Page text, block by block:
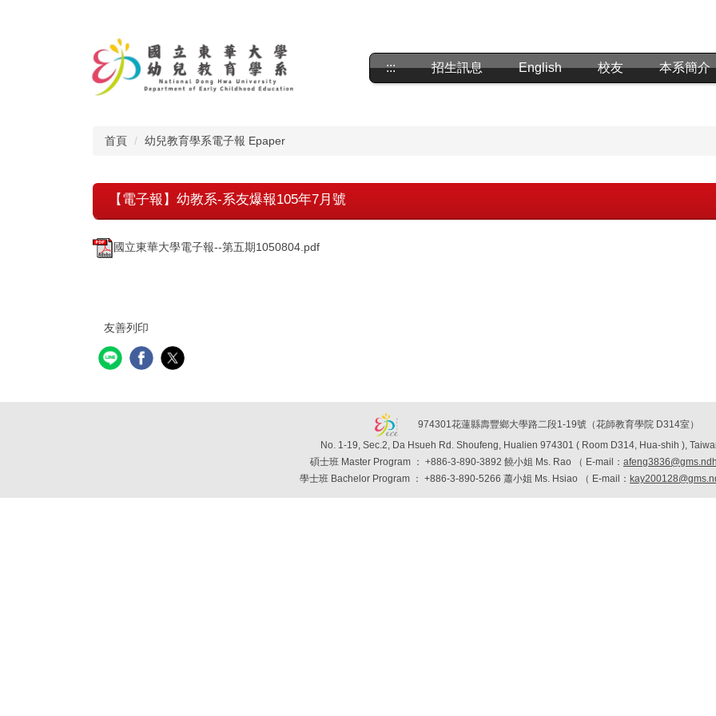
::: 招生訊息 English 校友 本系簡介
首頁 幼兒教育學系電子報 Epaper
【電子報】幼教系-系友爆報105年7月號
國立東華大學電子報--第五期1050804.pdf
友善列印
974301花蓮縣壽豐鄉大學路二段1-19號（花師教育學院 D314室）
No. 1-19, Sec.2, Da Hsueh Rd. Shoufeng, Hualien 974301 ( Room D314, Hua-shih ),
碩士班 Master Program ： +886-3-890-3892 饒小姐 Ms. Rao （ E-mail：
學士班 Bachelor Program ： +886-3-890-5266 蕭小姐 Ms. Hsiao （ E-mail：